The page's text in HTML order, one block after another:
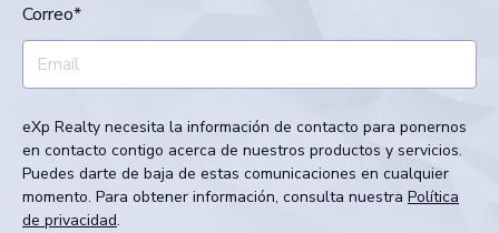
Correo*
eXp Realty necesita la información de contacto para ponernos
en contacto contigo acerca de nuestros productos y servicios.
Puedes darte de baja de estas comunicaciones en cualquier
momento. Para obtener información, consulta nuestra Política
de privacidad.